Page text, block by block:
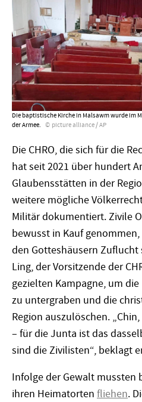
Die baptistische Kirche in Malsawm wurde im
der Armee.
picture alliance / AP
Die CHRO, die sich für die
hat seit 2021 über hundert
Glaubensstätten in der
weitere mögliche
Militär dokumentiert. Zivile
bewusst in Kauf
den Gotteshäusern Zuflucht
Ling, der Vorsitzende der
gezielten Kampagne, um
zu untergraben und die
Region auszulöschen.
– für die Junta ist das
sind die Zivilisten“, beklagt
Infolge der Gewalt mussten
ihren Heimatorten fliehen.